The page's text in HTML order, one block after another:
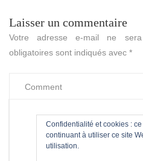
Laisser un commentaire
Votre adresse e-mail ne
obligatoires sont indiqués avec *
Confidentialité et cookies :
continuant à utiliser ce site
utilisation.